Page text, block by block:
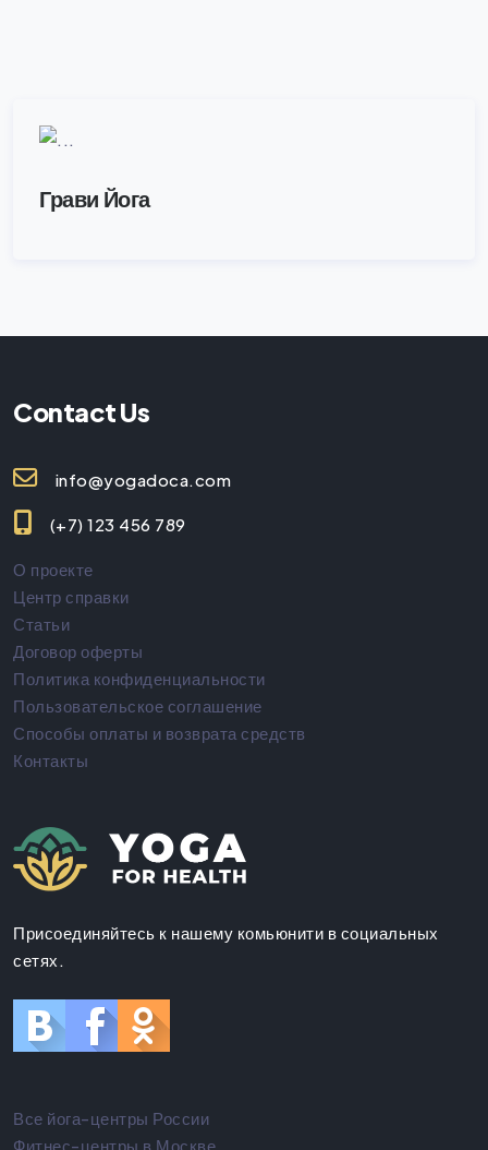
Грави Йога
Contact Us
info@yogadoca.com
(+7) 123 456 789
О проекте
Центр справки
Статьи
Договор оферты
Политика конфиденциальности
Пользовательское соглашение
Способы оплаты и возврата средств
Контакты
Присоединяйтесь к нашему комьюнити в социальных
сетях.
Все йога-центры России
Фитнес-центры в Москве